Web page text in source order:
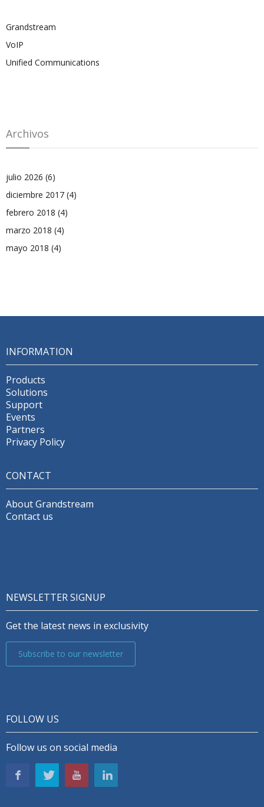
Grandstream
VoIP
Unified Communications
Archivos
julio 2026 (6)
diciembre 2017 (4)
febrero 2018 (4)
marzo 2018 (4)
mayo 2018 (4)
INFORMATION
Products
Solutions
Support
Events
Partners
Privacy Policy
CONTACT
About Grandstream
Contact us
NEWSLETTER SIGNUP
Get the latest news in exclusivity
Subscribe to our newsletter
FOLLOW US
Follow us on social media